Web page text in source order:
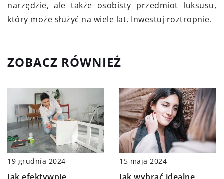
narzędzie, ale także osobisty przedmiot luksusu,
który może służyć na wiele lat. Inwestuj roztropnie.
ZOBACZ RÓWNIEŻ
19 grudnia 2024
Jak efektywnie
15 maja 2024
Jak wybrać idealne